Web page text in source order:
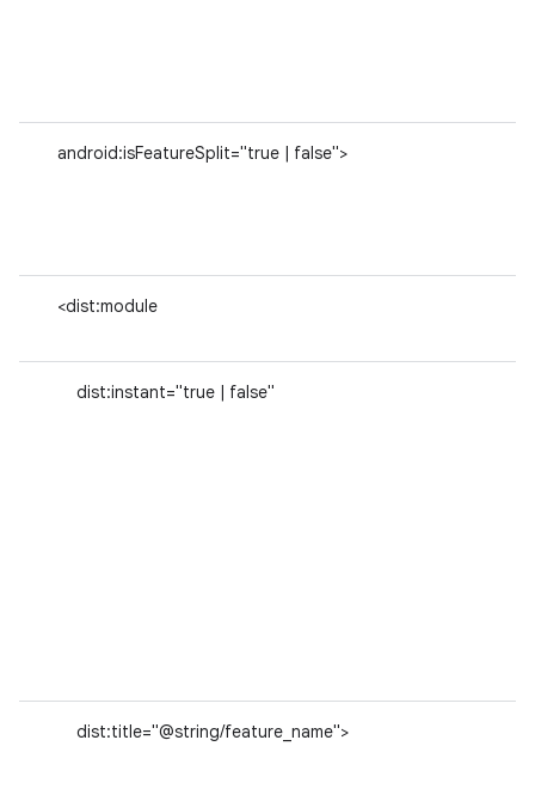
android:isFeatureSplit="true | false">
<dist:module
dist:instant="true | false"
dist:title="@string/feature_name">